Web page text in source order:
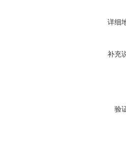
详细
补充
验